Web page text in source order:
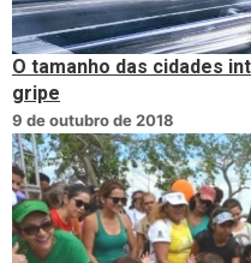
O tamanho das cidades
gripe
9 de outubro de 2018